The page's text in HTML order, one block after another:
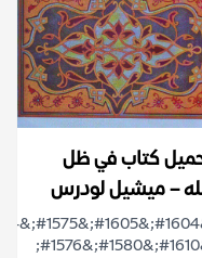
كتاب في ظل
– ميشيل لودرس
&#1610;&#1580;&#1576;